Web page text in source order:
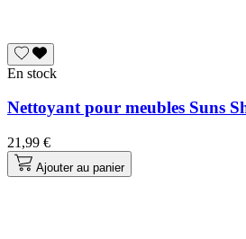
En stock
Nettoyant pour meubles Suns
21,99 €
Ajouter au panier